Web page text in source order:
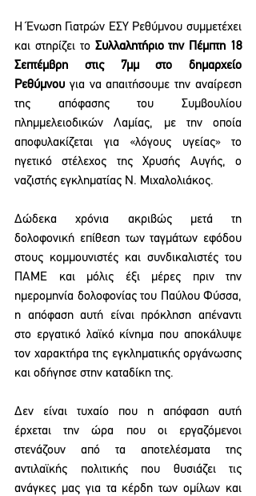
Η Ένωση Γιατρών ΕΣΥ Ρεθύμνου συμμετέχει
και στηρίζει το Συλλαλητήριο την Πέμπτη 18
Σεπτέμβρη στις 7μμ στο δημαρχείο
Ρεθύμνου για να απαιτήσουμε την αναίρεση
της απόφασης του Συμβουλίου
πλημμελειοδικών Λαμίας, με την οποία
αποφυλακίζεται για «λόγους υγείας» το
ηγετικό στέλεχος της Χρυσής Αυγής, ο
ναζιστής εγκληματίας Ν. Μιχαλολιάκος.
Δώδεκα χρόνια ακριβώς μετά τη
δολοφονική επίθεση των ταγμάτων εφόδου
στους κομμουνιστές και συνδικαλιστές του
ΠΑΜΕ και μόλις έξι μέρες πριν την
ημερομηνία δολοφονίας του Παύλου Φύσσα,
η απόφαση αυτή είναι πρόκληση απέναντι
στο εργατικό λαϊκό κίνημα που αποκάλυψε
τον χαρακτήρα της εγκληματικής οργάνωσης
και οδήγησε στην καταδίκη της.
Δεν είναι τυχαίο που η απόφαση αυτή
έρχεται την ώρα που οι εργαζόμενοι
στενάζουν από τα αποτελέσματα της
αντιλαϊκής πολιτικής που θυσιάζει τις
ανάγκες μας για τα κέρδη των ομίλων και